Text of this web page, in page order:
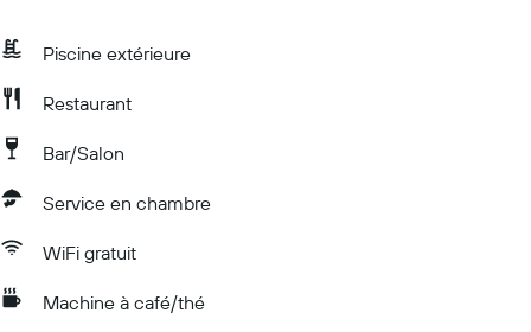
Piscine extérieure
Restaurant
Bar/Salon
Service en chambre
WiFi gratuit
Machine à café/thé